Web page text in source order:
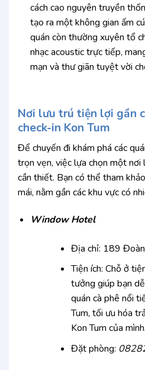
cách cao nguyên truyền
tạo ra một không gian ấm
quán còn thường xuyên tổ
nhạc acoustic trực tiếp,
mạn và thư giãn tuyệt vời
Nơi lưu trú tiện lợi gần
check-in Kon Tum
Để chuyến đi khám phá các
trọn vẹn, việc lựa chọn một
cần thiết. Bạn có thể tham
mái, nằm gần các khu vực có
Window Hotel
Địa chỉ: 189
Tiện ích: Chỗ ở
tưởng giúp bạn
quán cà phê nổi
Tum, tối ưu hóa
Kon Tum của mình.
Đặt phòng: